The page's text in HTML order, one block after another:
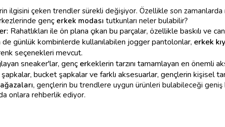
ilgisini çeken trendler sürekli değişiyor. Özellikle son
genç erkek modası tutkunları neler bulabilir?
Rahatlıkları ile ön plana çıkan bu parçalar, özellikle baskılı ve
günlük kombinlerde kullanılabilen jogger pantolonlar, erkek
seçenekleri mevcut.
sneaker'lar, genç erkeklerin tarzını tamamlayan en önemli
bucket şapkalar ve farklı aksesuarlar, gençlerin kişisel
, gençlerin bu trendlere uygun ürünleri bulabileceği
onlara rehberlik ediyor.